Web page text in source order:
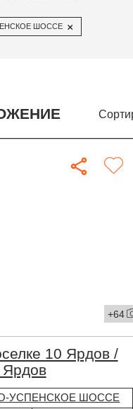
ШОССЕ ×
+64
Ярдов
УСПЕНСКОЕ ШОССЕ